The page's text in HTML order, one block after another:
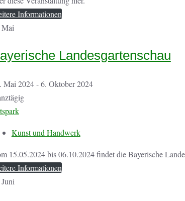
Informationen
Mai
Landesgartenschau
Mai 2024 - 6. Oktober 2024
Kunst und Handwerk
15.05.2024 bis 06.10.2024 findet die Bayerische
Informationen
Juni